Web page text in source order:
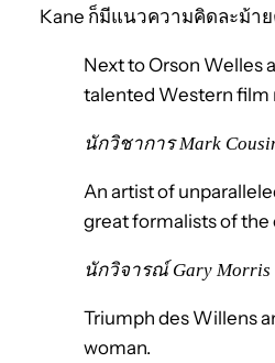
Kane ก็มีแนวความคิดละม้าย
Next to Orson Welles
talented Western film
นักวิชาการ Mark
An artist of
great formalists of the
นักวิจารณ์ Gary Morris
Triumph des Willens
woman.